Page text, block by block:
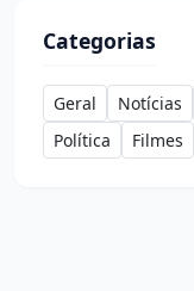
Categorias
Geral Notícias
Política
Filmes